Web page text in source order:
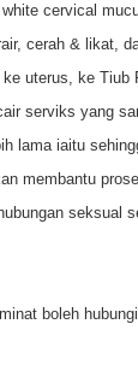
cervical
cerah & likat,
uterus, ke Tiub
serviks yang
lama iaitu
membantu
seksual
boleh